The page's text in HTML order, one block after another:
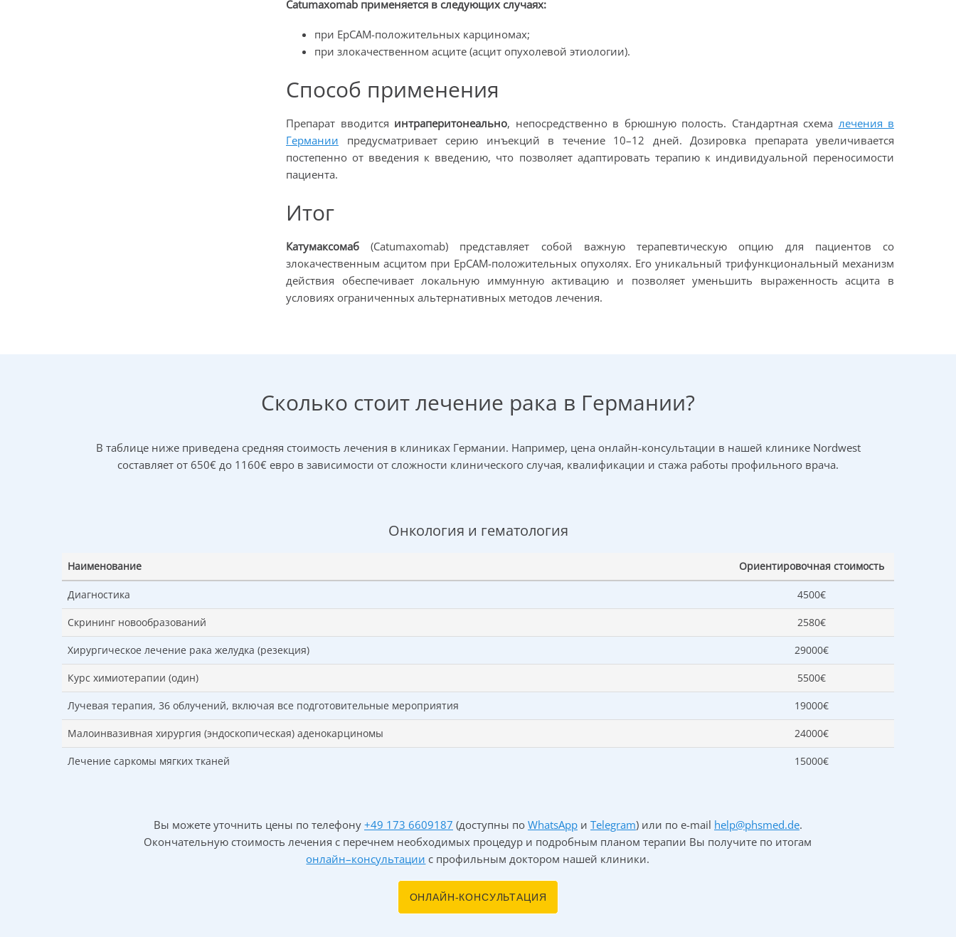
Catumaxomab применяется в следующих случаях:
при EpCAM-положительных карциномах;
при злокачественном асците (асцит опухолевой этиологии).
Способ применения
Препарат вводится интраперитонеально, непосредственно в брюшную полость. Стандартная схема лечения в
Германии предусматривает серию инъекций в течение 10–12 дней. Дозировка препарата увеличивается
постепенно от введения к введению, что позволяет адаптировать терапию к индивидуальной переносимости
пациента.
Итог
Катумаксомаб (Catumaxomab) представляет собой важную терапевтическую опцию для пациентов со
злокачественным асцитом при EpCAM-положительных опухолях. Его уникальный трифункциональный механизм
действия обеспечивает локальную иммунную активацию и позволяет уменьшить выраженность асцита в
условиях ограниченных альтернативных методов лечения.
Сколько стоит лечение рака в Германии?
В таблице ниже приведена средняя стоимость лечения в клиниках Германии. Например, цена онлайн-консультации в нашей клинике Nordwest
составляет от 650€ до 1160€ евро в зависимости от сложности клинического случая, квалификации и стажа работы профильного врача.
Онкология и гематология
Наименование Ориентировочная стоимость
Диагностика 4500€
Скрининг новообразований 2580€
Хирургическое лечение рака желудка (резекция) 29000€
Курс химиотерапии (один) 5500€
Лучевая терапия, 36 облучений, включая все подготовительные мероприятия 19000€
Малоинвазивная хирургия (эндоскопическая) аденокарциномы 24000€
Лечение саркомы мягких тканей 15000€
Вы можете уточнить цены по телефону +49 173 6609187 (доступны по WhatsAppи Telegram) или по e-mail help@phsmed.de.
Окончательную стоимость лечения с перечнем необходимых процедур и подробным планом терапии Вы получите по итогам
онлайн–консультации с профильным доктором нашей клиники.
ОНЛАЙН-КОНСУЛЬТАЦИЯ